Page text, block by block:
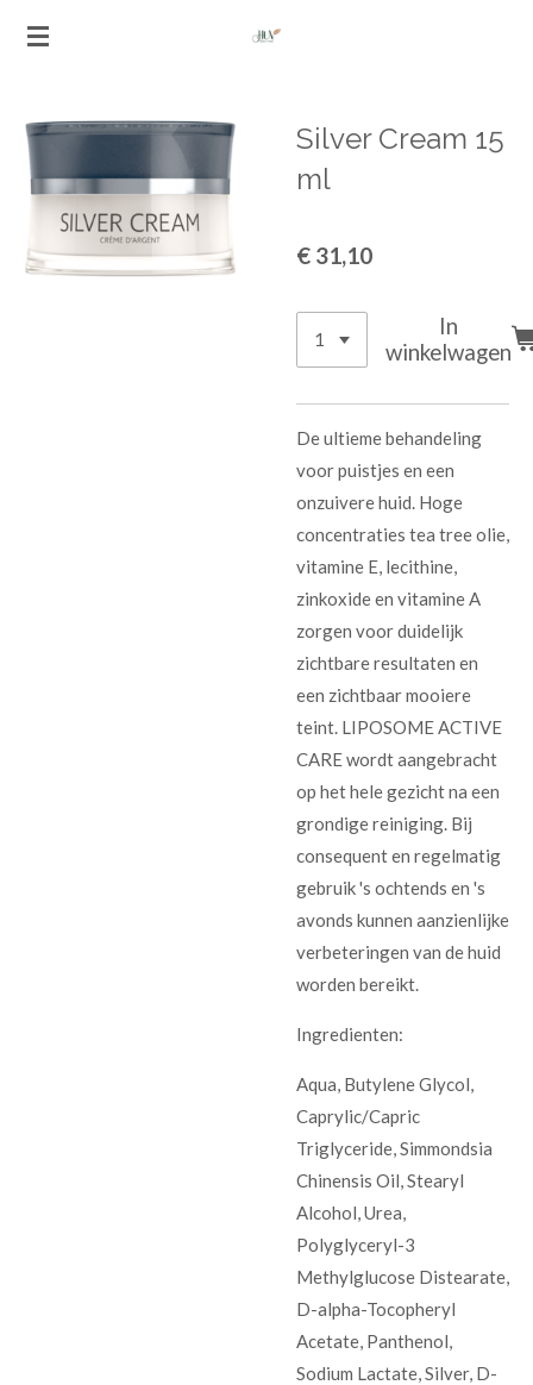
Ga
de
hoofdinhoud
Silver Cream 15
ml
€ 31,10
In
winkelwagen
De ultieme behandeling
voor puistjes en een
onzuivere huid. Hoge
concentraties tea tree olie,
vitamine E, lecithine,
zinkoxide en vitamine A
zorgen voor duidelijk
zichtbare resultaten en
een zichtbaar mooiere
teint. LIPOSOME ACTIVE
CARE wordt aangebracht
op het hele gezicht na een
grondige reiniging. Bij
consequent en regelmatig
gebruik 's ochtends en 's
avonds kunnen aanzienlijke
verbeteringen van de huid
worden bereikt.
Ingredienten:
Aqua, Butylene Glycol,
Caprylic/Capric
Triglyceride, Simmondsia
Chinensis Oil, Stearyl
Alcohol, Urea,
Polyglyceryl-3
Methylglucose Distearate,
D-alpha-Tocopheryl
Acetate, Panthenol,
Sodium Lactate, Silver, D-